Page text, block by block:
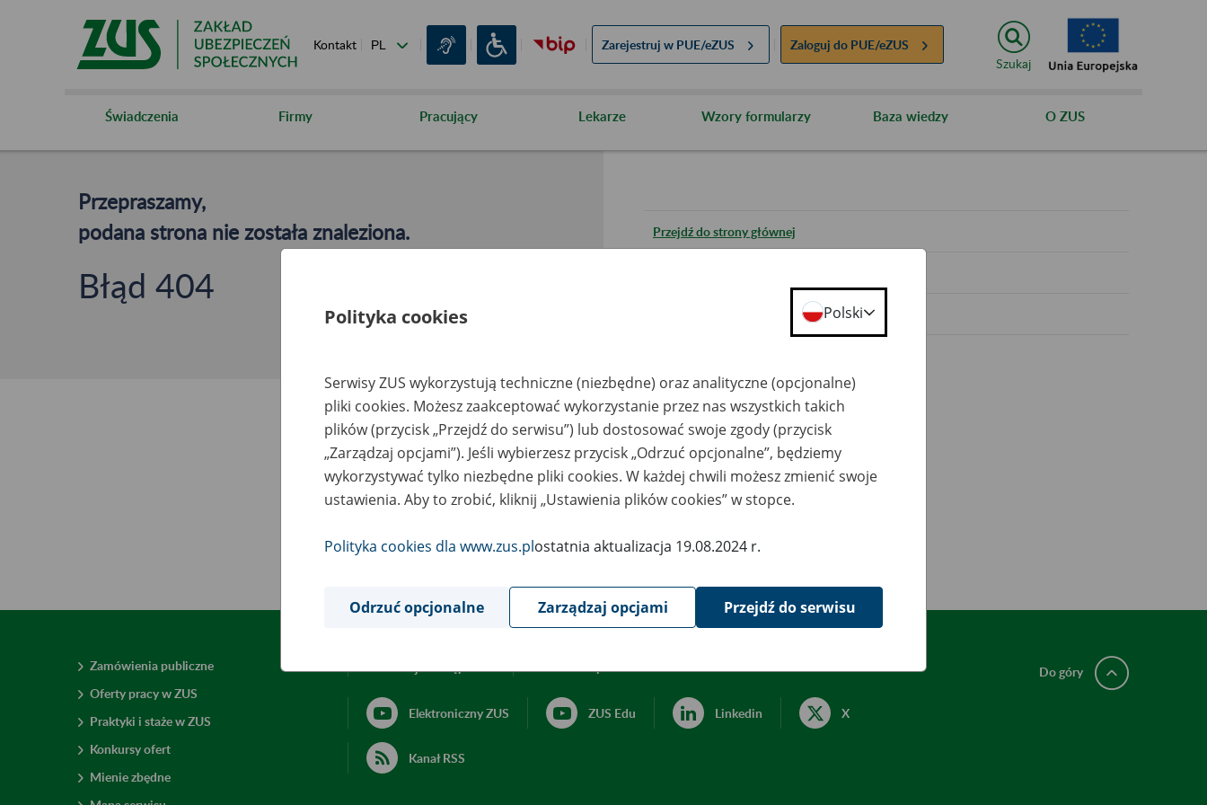
Kontakt Zarejestruj w PUE/eZUS Zaloguj do PUE/eZUS
Szukaj
Świadczenia Firmy Pracujący Lekarze Wzory formularzy Baza wiedzy O ZUS
Przepraszamy,
podana strona nie została znaleziona.
Błąd 404
Przejdź do strony głównej
Zamówienia publiczne
Oferty pracy w ZUS
Praktyki i staże w ZUS
Konkursy ofert
Mienie zbędne
Elektroniczny ZUS ZUS Edu Linkedin X
Kanał RSS
Do góry
Polityka cookies Polski
Serwisy ZUS wykorzystują techniczne (niezbędne) oraz analityczne (opcjonalne)
pliki cookies. Możesz zaakceptować wykorzystanie przez nas wszystkich takich
plików (przycisk „Przejdź do serwisu”) lub dostosować swoje zgody (przycisk
„Zarządzaj opcjami”). Jeśli wybierzesz przycisk „Odrzuć opcjonalne”, będziemy
wykorzystywać tylko niezbędne pliki cookies. W każdej chwili możesz zmienić swoje
ustawienia. Aby to zrobić, kliknij „Ustawienia plików cookies” w stopce.
Polityka cookies dla www.zus.plostatnia aktualizacja 19.08.2024 r.
Odrzuć opcjonalne Zarządzaj opcjami Przejdź do serwisu